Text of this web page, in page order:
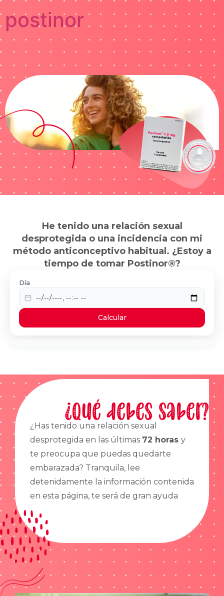
postinor
He tenido una relación sexual
desprotegida o una incidencia con mi
método anticonceptivo habitual. ¿Estoy a
tiempo de tomar Postinor®?
Día
Calcular
¿Qué debes saber?
¿Has tenido una relación sexual
desprotegida en las últimas 72 horas y
te preocupa que puedas quedarte
embarazada? Tranquila, lee
detenidamente la información contenida
en esta página, te será de gran ayuda